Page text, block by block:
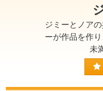
ジミーとノア
ーが作品を作
未